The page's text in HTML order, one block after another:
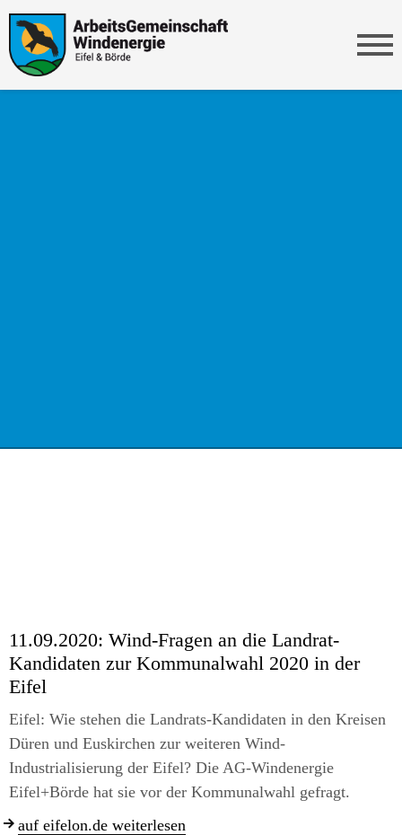
11.09.2020: Wind-Fragen an die Landrat-
Kandidaten zur Kommunalwahl 2020 in der
Eifel
Eifel: Wie stehen die Landrats-Kandidaten in den Kreisen
Düren und Euskirchen zur weiteren Wind-
Industrialisierung der Eifel? Die AG-Windenergie
Eifel+Börde hat sie vor der Kommunalwahl gefragt.
auf eifelon.de weiterlesen